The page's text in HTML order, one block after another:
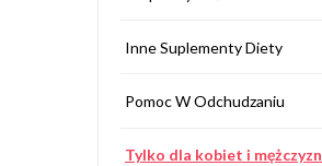
Inne Suplementy Diety
Pomoc W Odchudzaniu
Tylko dla kobiet i mężczyzn